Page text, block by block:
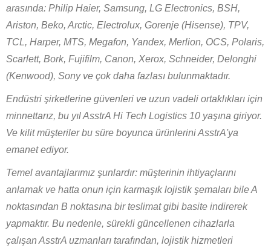
arasında: Philip Haier, Samsung, LG Electronics, BSH,
Ariston, Beko, Arctic, Electrolux, Gorenje (Hisense), TPV,
TCL, Harper, MTS, Megafon, Yandex, Merlion, OCS, Polaris,
Scarlett, Bork, Fujifilm, Canon, Xerox, Schneider, Delonghi
(Kenwood), Sony ve çok daha fazlası bulunmaktadır.
Endüstri şirketlerine güvenleri ve uzun vadeli ortaklıkları için
minnettarız, bu yıl AsstrA Hi Tech Logistics 10 yaşına giriyor.
Ve kilit müşteriler bu süre boyunca ürünlerini AsstrA'ya
emanet ediyor.
Temel avantajlarımız şunlardır: müşterinin ihtiyaçlarını
anlamak ve hatta onun için karmaşık lojistik şemaları bile A
noktasından B noktasına bir teslimat gibi basite indirerek
yapmaktır. Bu nedenle, sürekli güncellenen cihazlarla
çalışan AsstrA uzmanları tarafından, lojistik hizmetleri